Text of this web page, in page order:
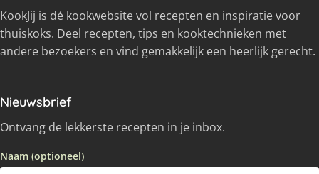
KookJij is dé kookwebsite vol recepten en inspiratie voor
thuiskoks. Deel recepten, tips en kooktechnieken met
andere bezoekers en vind gemakkelijk een heerlijk gerecht.
Nieuwsbrief
Ontvang de lekkerste recepten in je inbox.
Naam (optioneel)